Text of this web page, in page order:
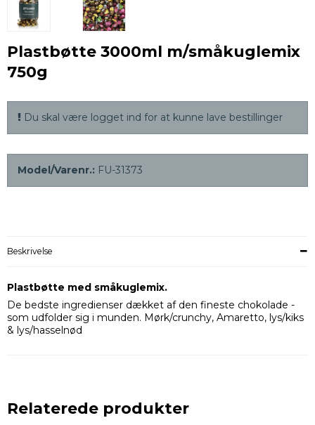
Plastbøtte 3000ml m/småkuglemix
750g
Du skal være logget ind for at kunne lave bestillinger
Model/Varenr.: FU-31373
Beskrivelse
Plastbøtte med småkuglemix.
De bedste ingredienser dækket af den fineste chokolade -
som udfolder sig i munden. Mørk/crunchy, Amaretto, lys/kiks
& lys/hasselnød
Relaterede produkter